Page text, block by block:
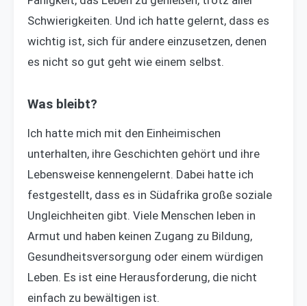
Schwierigkeiten. Und ich hatte gelernt, dass es
wichtig ist, sich für andere einzusetzen, denen
es nicht so gut geht wie einem selbst.
Was bleibt?
Ich hatte mich mit den Einheimischen
unterhalten, ihre Geschichten gehört und ihre
Lebensweise kennengelernt. Dabei hatte ich
festgestellt, dass es in Südafrika große soziale
Ungleichheiten gibt. Viele Menschen leben in
Armut und haben keinen Zugang zu Bildung,
Gesundheitsversorgung oder einem würdigen
Leben. Es ist eine Herausforderung, die nicht
einfach zu bewältigen ist.